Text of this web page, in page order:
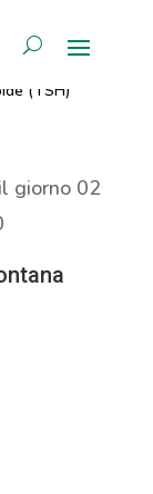
(TSH)
giorno 02